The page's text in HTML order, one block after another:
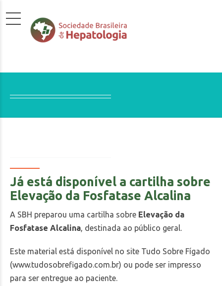
Já está disponível a cartilha sobre
Elevação da Fosfatase Alcalina
A SBH preparou uma cartilha sobre Elevação da
Fosfatase Alcalina, destinada ao público geral.
Este material está disponível no site Tudo Sobre Fígado
(www.tudosobrefigado.com.br) ou pode ser impresso
para ser entregue ao paciente.